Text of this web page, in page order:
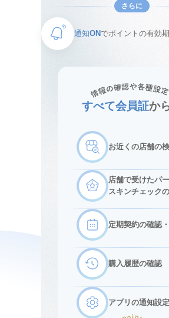
さらに
通知ON でポイントの有効
すべて会員証か
お近くの店舗の
店舗で受けたパ
スキンチェック
定期契約の確認
購入履歴の確認
アプリの通知設定